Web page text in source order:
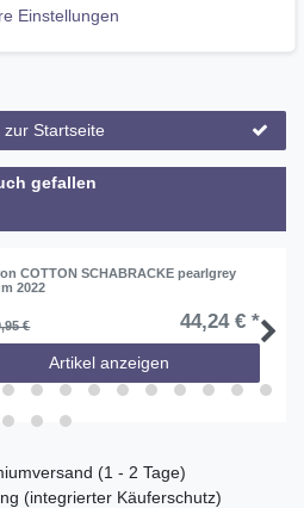
zur Startseite
gefallen
COTTON SCHABRACKE pearlgrey
2022
€ 44,24 € *
Artikel anzeigen
(1 - 2 Tage)
(integrierter Käuferschutz)
Einstellungen